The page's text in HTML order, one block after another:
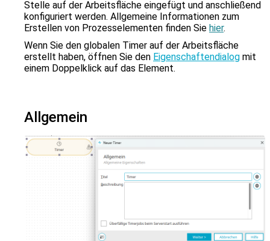
Stelle auf der Arbeitsfläche eingefügt und anschließend
konfiguriert werden. Allgemeine Informationen zum
Erstellen von Prozesselementen finden Sie hier.
Wenn Sie den globalen Timer auf der Arbeitsfläche
erstellt haben, öffnen Sie den Eigenschaftendialog mit
einem Doppelklick auf das Element.
Allgemein